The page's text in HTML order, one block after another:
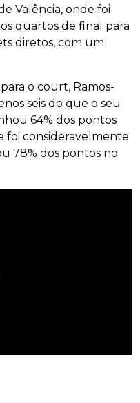
Valência, onde foi
quartos de final para
diretos, com um
para o court, Ramos-
seis do que o seu
64% dos pontos
foi consideravelmente
78% dos pontos no